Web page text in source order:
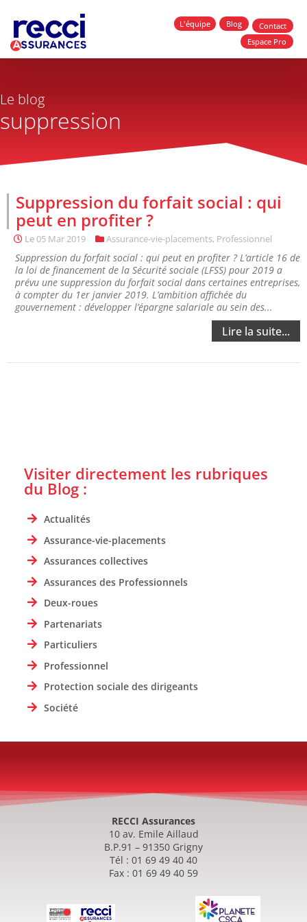
L'équipe Blog
Contact
Espace Pro
Le blog
suppression
Suppression du forfait social : qui
peut en profiter ?
Le05 Mar 2019 Assurance-vie-placements, Professionnel
Suppression du forfait social : qui peut en profiter ? L’article 16 de
la loi de financement de la Sécurité sociale (LFSS) pour 2019 a
prévu une suppression du forfait social dans certaines entreprises,
à compter du 1er janvier 2019. L’ambition affichée du
gouvernement : développer l’épargne salariale au sein des...
Lire la suite...
Visiter directement les rubriques
du Blog :
Actualités
Assurance-vie-placements
Assurances collectives
Assurances des Professionnels
Deux-roues
Partenariats
Particuliers
Professionnel
Protection sociale des dirigeants
Société
RECCI Assurances
10 av. Emile Aillaud
B.P.91 – 91350 Grigny
Tél : 01 69 49 40 40
Fax : 01 69 49 40 59